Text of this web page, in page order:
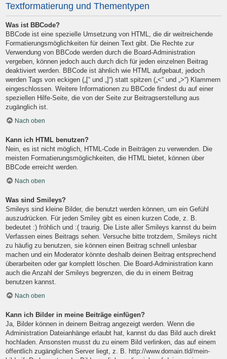
Textformatierung und Thementypen
Was ist BBCode?
BBCode ist eine spezielle Umsetzung von HTML, die dir weitreichende
Formatierungsmöglichkeiten für deinen Text gibt. Die Rechte zur
Verwendung von BBCode werden durch die Board-Administration
vergeben, können jedoch auch durch dich für jeden einzelnen Beitrag
deaktiviert werden. BBCode ist ähnlich wie HTML aufgebaut, jedoch
werden Tags von eckigen („[“ und „]“) statt spitzen („<“ und „>“) Klammern
eingeschlossen. Weitere Informationen zu BBCode findest du auf einer
speziellen Hilfe-Seite, die von der Seite zur Beitragserstellung aus
zugänglich ist.
Nach oben
Kann ich HTML benutzen?
Nein, es ist nicht möglich, HTML-Code in Beiträgen zu verwenden. Die
meisten Formatierungsmöglichkeiten, die HTML bietet, können über
BBCode erreicht werden.
Nach oben
Was sind Smileys?
Smileys sind kleine Bilder, die benutzt werden können, um ein Gefühl
auszudrücken. Für jeden Smiley gibt es einen kurzen Code, z. B.
bedeutet :) fröhlich und :( traurig. Die Liste aller Smileys kannst du beim
Verfassen eines Beitrags sehen. Versuche bitte trotzdem, Smileys nicht
zu häufig zu benutzen, sie können einen Beitrag schnell unlesbar
machen und ein Moderator könnte deshalb deinen Beitrag entsprechend
überarbeiten oder gar komplett löschen. Die Board-Administration kann
auch die Anzahl der Smileys begrenzen, die du in einem Beitrag
benutzen kannst.
Nach oben
Kann ich Bilder in meine Beiträge einfügen?
Ja, Bilder können in deinem Beitrag angezeigt werden. Wenn die
Administration Dateianhänge erlaubt hat, kannst du das Bild auch direkt
hochladen. Ansonsten musst du zu einem Bild verlinken, das auf einem
öffentlich zugänglichen Server liegt, z. B. http://www.domain.tld/mein-